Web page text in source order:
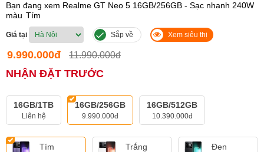
Bạn đang xem Realme GT Neo 5 16GB/256GB - Sạc nhanh 240W
màu Tím
Giá tại Sắp về Xem siêu thị
9.990.000đ 11.990.000đ
NHẬN ĐẶT TRƯỚC
16GB/1TB
Liên hệ
16GB/256GB
9.990.000đ
16GB/512GB
10.390.000đ
Tím Trắng Đen